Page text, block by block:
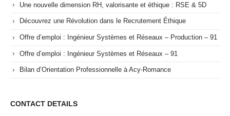
Une nouvelle dimension RH, valorisante et éthique : RSE & 5D
Découvrez une Révolution dans le Recrutement Éthique
Offre d’emploi : Ingénieur Systèmes et Réseaux – Production – 91
Offre d’emploi : Ingénieur Systèmes et Réseaux – 91
Bilan d’Orientation Professionnelle à Acy-Romance
CONTACT DETAILS